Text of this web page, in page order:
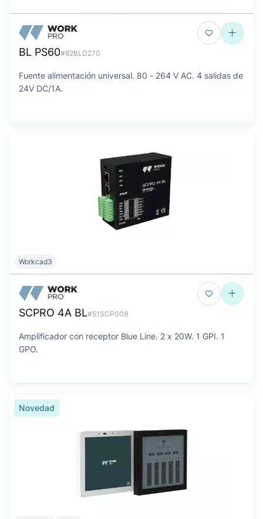
BL PS60#82BLD270
Fuente alimentación universal. 80 - 264 V AC. 4 salidas de
24V DC/1A.
Workcad3
SCPRO 4A BL#51SCP008
Amplificador con receptor Blue Line. 2 x 20W. 1 GPI. 1
GPO.
Novedad